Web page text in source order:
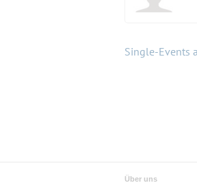
Single-Events
Über uns